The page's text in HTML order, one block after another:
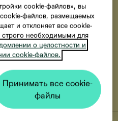
место
17 000
- до 10 000 евро и
- 7 000 евро.
cookie-файлов», вы
файлов, размещаемых
и отклоняет все cookie-
необходимыми для
о целостности и
cookie-файлов.
Принимать все cookie-
файлы